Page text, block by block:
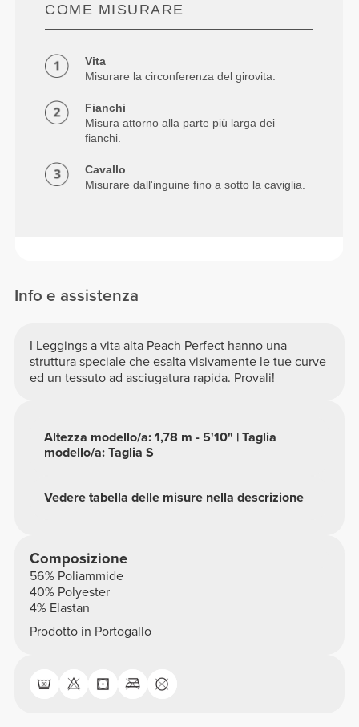
COME MISURARE
Vita
Misurare la circonferenza del girovita.
Fianchi
Misura attorno alla parte più larga dei
fianchi.
Cavallo
Misurare dall'inguine fino a sotto la caviglia.
Info e assistenza
I Leggings a vita alta Peach Perfect hanno una
struttura speciale che esalta visivamente le tue curve
ed un tessuto ad asciugatura rapida. Provali!
Vedere tabella delle misure nella descrizione
Altezza modello/a: 1,78 m - 5'10" | Taglia
modello/a: Taglia S
Composizione
56% Poliammide
40% Polyester
4% Elastan
Prodotto in Portogallo